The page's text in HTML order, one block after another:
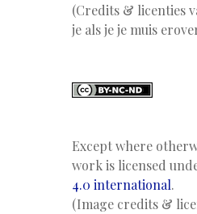
(Credits & licenties
je als je je muis
Except where
work is licensed
4.0 international.
(Image credits &